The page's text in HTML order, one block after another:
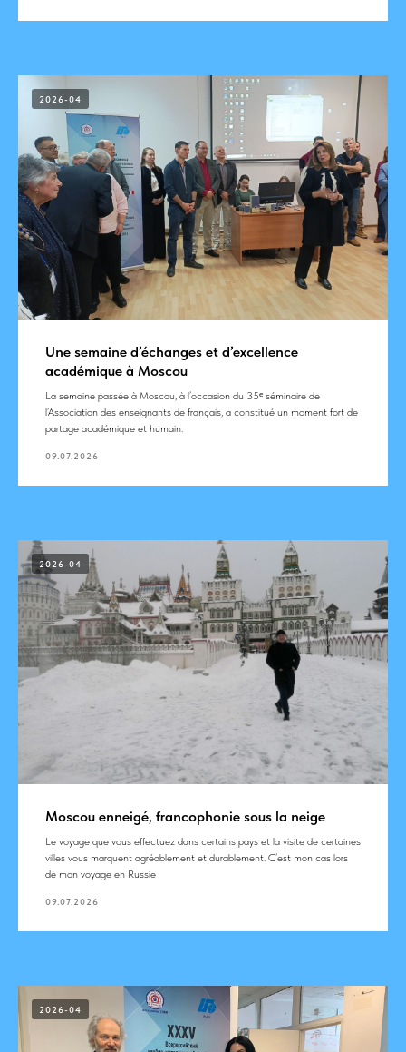
2026-04
Une semaine d’échanges et d’excellence
académique à Moscou
La semaine passée à Moscou, à l’occasion du 35ᵉ séminaire de
l’Association des enseignants de français, a constitué un moment fort de
partage académique et humain.
09.07.2026
2026-04
Moscou enneigé, francophonie sous la neige
Le voyage que vous effectuez dans certains pays et la visite de certaines
villes vous marquent agréablement et durablement. C’est mon cas lors
de mon voyage en Russie
09.07.2026
2026-04